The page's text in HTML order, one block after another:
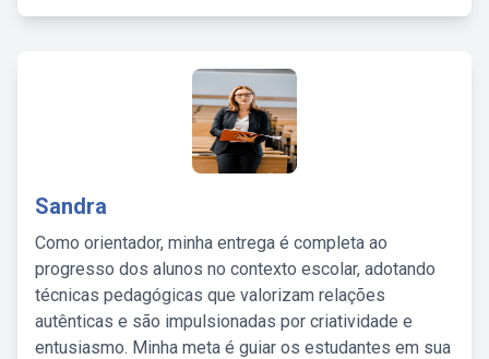
Sandra
Como orientador, minha entrega é completa ao
progresso dos alunos no contexto escolar, adotando
técnicas pedagógicas que valorizam relações
autênticas e são impulsionadas por criatividade e
entusiasmo. Minha meta é guiar os estudantes em sua